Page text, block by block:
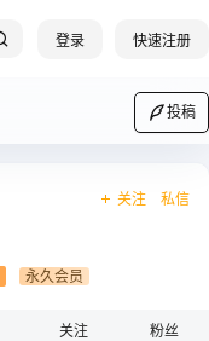
登录 快速注册
投稿
关注 私信
永久会员
关注 粉丝